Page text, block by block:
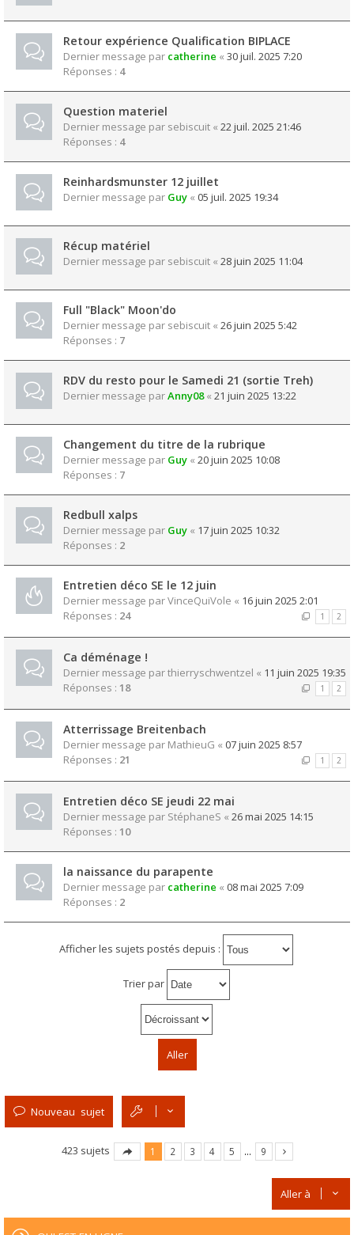
Retour expérience Qualification BIPLACE
Dernier message par catherine « 30 juil. 2025 7:20
Réponses : 4
Question materiel
Dernier message par sebiscuit « 22 juil. 2025 21:46
Réponses : 4
Reinhardsmunster 12 juillet
Dernier message par Guy « 05 juil. 2025 19:34
Récup matériel
Dernier message par sebiscuit « 28 juin 2025 11:04
Full "Black" Moon'do
Dernier message par sebiscuit « 26 juin 2025 5:42
Réponses : 7
RDV du resto pour le Samedi 21 (sortie Treh)
Dernier message parAnny08« 21 juin 2025 13:22
Changement du titre de la rubrique
Dernier message par Guy « 20 juin 2025 10:08
Réponses : 7
Redbull xalps
Dernier message par Guy « 17 juin 2025 10:32
Réponses : 2
Entretien déco SE le 12 juin
Dernier message parVinceQuiVole « 16 juin 2025 2:01
Réponses : 24 1 2
Ca déménage !
Dernier message parthierryschwentzel « 11 juin 2025 19:35
Réponses : 18 1 2
Atterrissage Breitenbach
Dernier message par MathieuG « 07 juin 2025 8:57
Réponses : 21 1 2
Entretien déco SE jeudi 22 mai
Dernier message par StéphaneS « 26 mai 2025 14:15
Réponses : 10
la naissance du parapente
Dernier message par catherine « 08 mai 2025 7:09
Réponses : 2
Afficher les sujets postés depuis :
Trier par
Nouveau sujet
423 sujets 1 2 3 4 5 … 9
Aller à